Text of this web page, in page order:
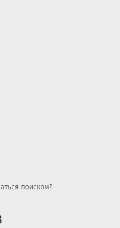
поиском?